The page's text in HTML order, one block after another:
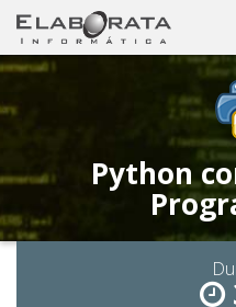
Python